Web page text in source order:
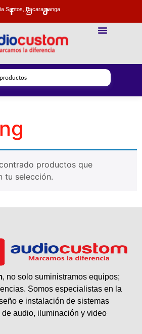
Santos, Bucaramanga
productos que
tu selección.
, no solo suministramos equipos;
Somos especialistas en la
e instalación de sistemas
audio, iluminación y video